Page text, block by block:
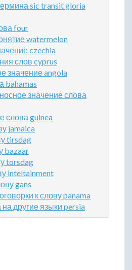
sic transit gloria
four
watermelon
czechia
слов cyprus
значение angola
bahamas
значение слова
слова guinea
jamaica
tirsdag
bazaar
torsdag
inteltainment
gans
к слову panama
другие языки persia